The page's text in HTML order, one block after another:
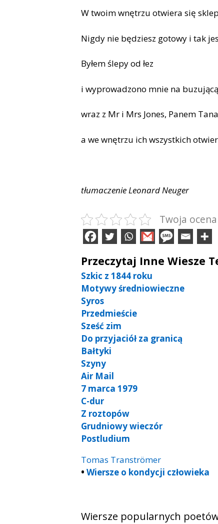
W twoim wnętrzu otwiera się
Nigdy nie będziesz gotowy i tak
Byłem ślepy od łez
i wyprowadzono mnie na
wraz z Mr i Mrs Jones, Panem
a we wnętrzu ich wszystkich
tłumaczenie Leonard Neuger
Twoja ocena
Przeczytaj Inne Wiesze
Szkic z 1844 roku
Motywy średniowieczne
Syros
Przedmieście
Sześć zim
Do przyjaciół za granicą
Bałtyki
Szyny
Air Mail
7 marca 1979
C-dur
Z roztopów
Grudniowy wieczór
Postludium
Tomas Tranströmer
• Wiersze o kondycji człowieka
Wiersze popularnych